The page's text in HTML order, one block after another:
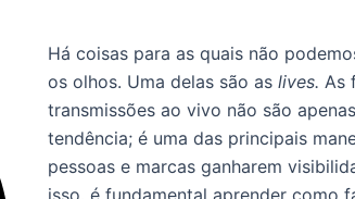
Há coisas para as quais não
os olhos. Uma delas são as lives. As
transmissões ao vivo não são
tendência; é uma das principais
pessoas e marcas ganharem
isso, é fundamental aprender como